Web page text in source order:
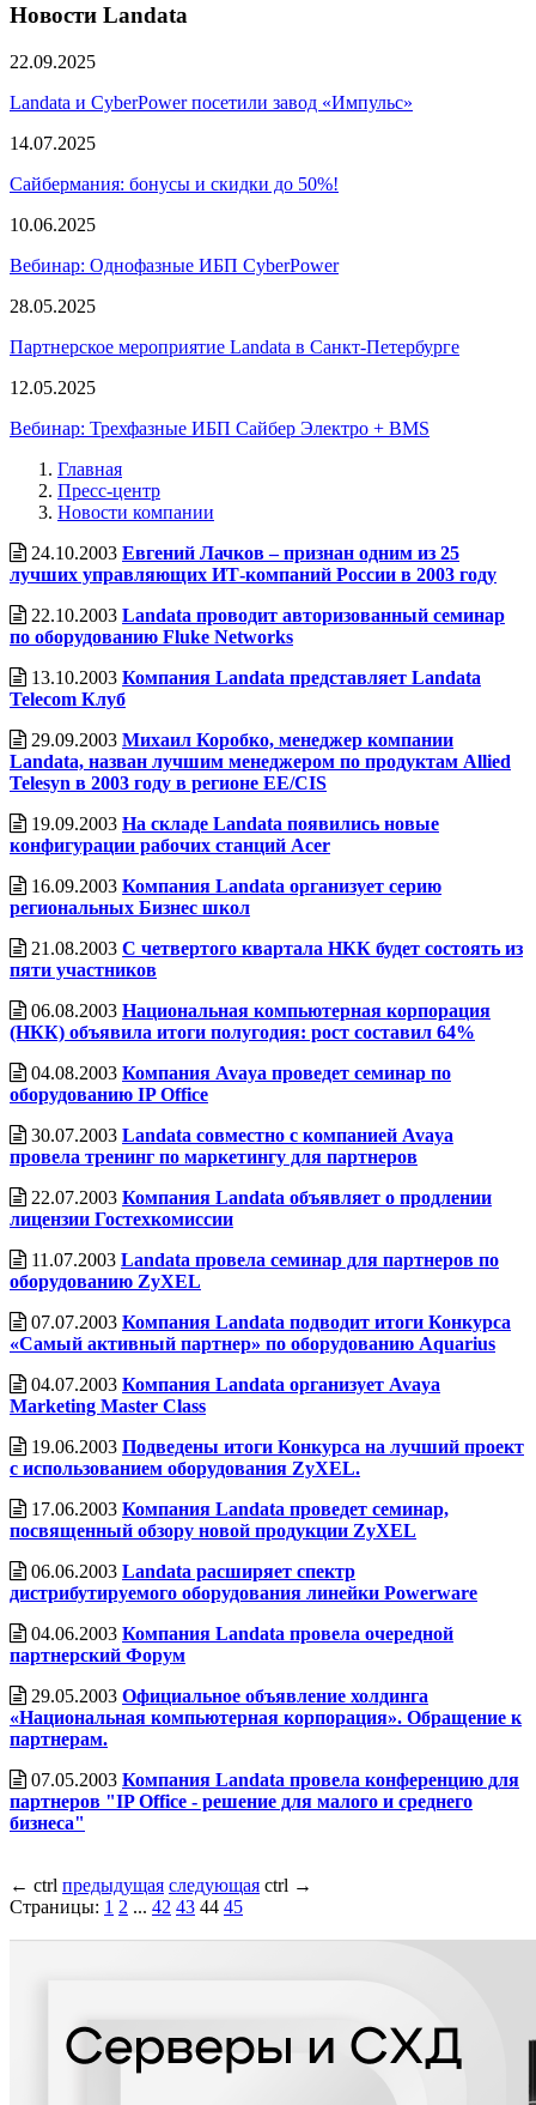
Новости Landata
22.09.2025
Landata и CyberPower посетили завод «Импульс»
14.07.2025
Сайбермания: бонусы и скидки до 50%!
10.06.2025
Вебинар: Однофазные ИБП CyberPower
28.05.2025
Партнерское мероприятие Landata в Санкт-Петербурге
12.05.2025
Вебинар: Трехфазные ИБП Сайбер Электро + BMS
Главная
Пресс-центр
Новости компании
24.10.2003 Евгений Лачков – признан одним из 25
лучших управляющих ИТ-компаний России в 2003 году
22.10.2003 Landata проводит авторизованный семинар
по оборудованию Fluke Networks
13.10.2003 Компания Landata представляет Landata
Telecom Клуб
29.09.2003 Михаил Коробко, менеджер компании
Landata, назван лучшим менеджером по продуктам Allied
Telesyn в 2003 году в регионе EE/CIS
19.09.2003 На складе Landata появились новые
конфигурации рабочих станций Acer
16.09.2003 Компания Landata организует серию
региональных Бизнес школ
21.08.2003 С четвертого квартала НКК будет состоять из
пяти участников
06.08.2003 Национальная компьютерная корпорация
(НКК) объявила итоги полугодия: рост составил 64%
04.08.2003 Компания Avaya проведет семинар по
оборудованию IP Office
30.07.2003 Landata совместно с компанией Avaya
провела тренинг по маркетингу для партнеров
22.07.2003 Компания Landata объявляет о продлении
лицензии Гостехкомиссии
11.07.2003 Landata провела семинар для партнеров по
оборудованию ZyXEL
07.07.2003 Компания Landata подводит итоги Конкурса
«Самый активный партнер» по оборудованию Aquarius
04.07.2003 Компания Landata организует Avaya
Marketing Master Class
19.06.2003 Подведены итоги Конкурса на лучший проект
с использованием оборудования ZyXEL.
17.06.2003 Компания Landata проведет семинар,
посвященный обзору новой продукции ZyXEL
06.06.2003 Landata расширяет спектр
дистрибутируемого оборудования линейки Powerware
04.06.2003 Компания Landata провела очередной
партнерский Форум
29.05.2003 Официальное объявление холдинга
«Национальная компьютерная корпорация». Обращение к
партнерам.
07.05.2003 Компания Landata провела конференцию для
партнеров "IP Office - решение для малого и среднего
бизнеса"
← ctrl предыдущая следующая ctrl →
Страницы: 1 2 ... 42 43 44 45